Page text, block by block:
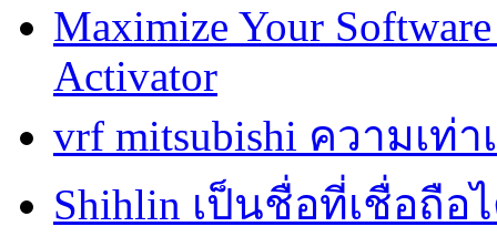
Maximize Your
Activator
vrf mitsubishi ความเท่
Shihlin เป็นชื่อที่เชื่อถือ